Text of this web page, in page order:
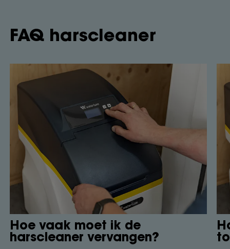
FAQ harscleaner
Hoe vaak moet ik de
harscleaner vervangen?